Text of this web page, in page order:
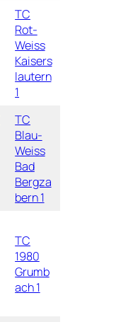
TC
Rot-
Weiss
Kaisers
lautern
1
TC
Blau-
Weiss
Bad
Bergza
bern 1
TC
1980
Grumb
ach 1